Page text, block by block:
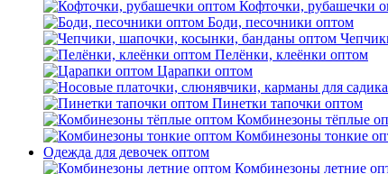
Кофточки, рубашечки
Боди, песочники оптом
Пелёнки, клеёнки оптом
Царапки оптом
Пинетки тапочки оптом
Комбинезоны тёплые
Комбинезоны тонкие
Одежда для девочек оптом
Комбинезоны летние